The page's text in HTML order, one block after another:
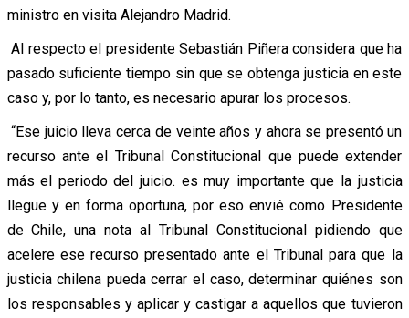
ministro en visita Alejandro Madrid.
Al respecto el presidente Sebastián Piñera considera que ha
pasado suficiente tiempo sin que se obtenga justicia en este
caso y, por lo tanto, es necesario apurar los procesos.
“Ese juicio lleva cerca de veinte años y ahora se presentó un
recurso ante el Tribunal Constitucional que puede extender
más el periodo del juicio. es muy importante que la justicia
llegue y en forma oportuna, por eso envié como Presidente
de Chile, una nota al Tribunal Constitucional pidiendo que
acelere ese recurso presentado ante el Tribunal para que la
justicia chilena pueda cerrar el caso, determinar quiénes son
los responsables y aplicar y castigar a aquellos que tuvieron